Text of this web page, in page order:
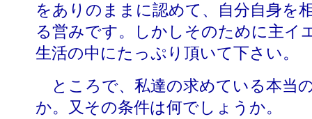
をありのままに認めて、自分自身を
る営みです。しかしそのために主イ
生活の中にたっぷり頂いて下さい。
ところで、私達の求めている本当
か。又その条件は何でしょうか。